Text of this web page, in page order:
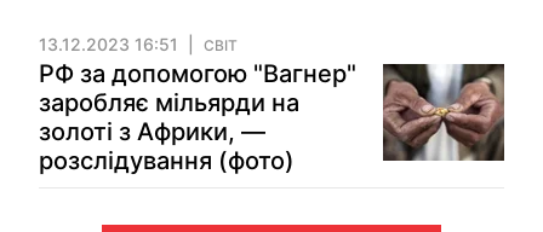
13.12.2023 16:51 СВІТ
РФ за допомогою "Вагнер"
заробляє мільярди на
золоті з Африки, —
розслідування (фото)